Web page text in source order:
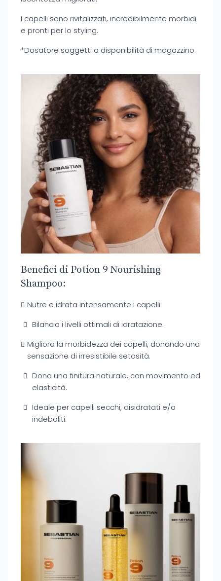
I capelli sono rivitalizzati, incredibilmente morbidi
e pronti per lo styling.
*Dosatore soggetti a disponibilità di magazzino.
Benefici di Potion 9 Nourishing
Shampoo:
Nutre e idrata intensamente i capelli.
Bilancia i livelli ottimali di idratazione.
Migliora la morbidezza dei capelli, donando una
sensazione di irresistibile setosità.
Dona una finitura naturale, con movimento ed
elasticità.
Ideale per capelli secchi, disidratati e/o
indeboliti.